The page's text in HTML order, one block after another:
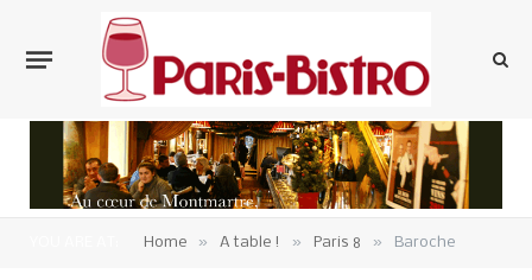
Home » A table ! » Paris 8 » Baroche